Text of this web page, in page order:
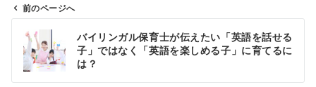
ビ
前のページへ
バイリンガル保育士が伝えたい「英語を話せる
子」ではなく「英語を楽しめる子」に育てるに
は？